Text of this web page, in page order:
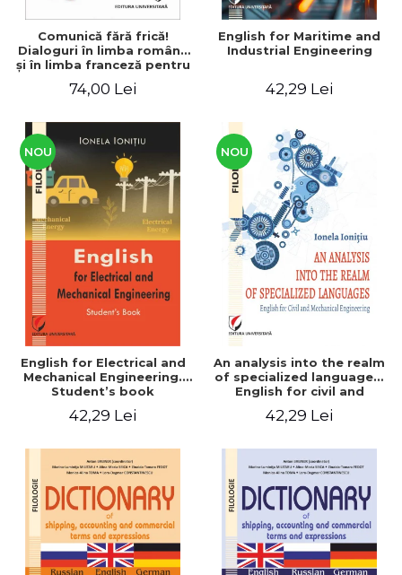
Comunică fără frică!
Dialoguri în limba română
şi în limba franceză pentru
străini/Communique sans
roumain et en français
pour les citoyens
étrangers
74,00 Lei
English for Maritime and
Industrial Engineering
42,29 Lei
NOU
English for Electrical and
Mechanical Engineering.
Student’s book
42,29 Lei
NOU
An analysis into the realm
of specialized languages.
English for civil and
42,29 Lei